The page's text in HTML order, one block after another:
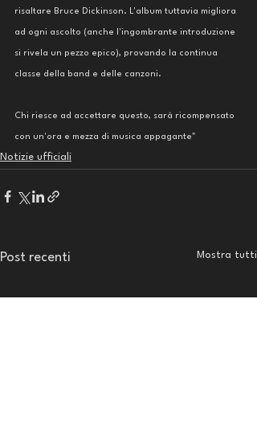
risaltare Bruce Dickinson. L'album tuttavia migliora
ad ogni ascolto (anche l'ingombrante introduzione
si rivela un pezzo epico), provando la continua
classe della band e delle canzoni.
Chi riesce ad accettare questo, sarà ricompensato
con un'ora e mezza di musica appagante"
Notizie ufficiali
Post recenti Mostra tutti